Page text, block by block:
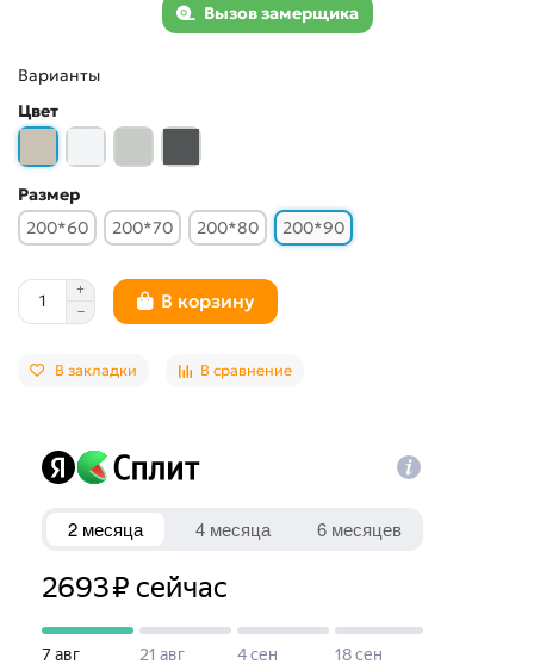
Вызов замерщика
Варианты
Цвет
Размер
200*60
200*70 200*80 200*90
В корзину
В закладки В сравнение